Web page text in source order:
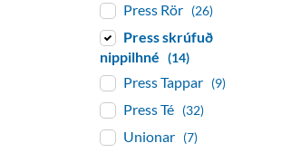
Press Rör (26)
Press skrúfuð
nippilhné (14)
Press Tappar (9)
Press Té (32)
Unionar (7)